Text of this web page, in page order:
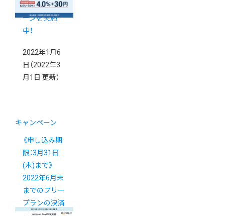
得なキャンペ
ーンを実施
中！
2022年1月6
日 （2022年3
月1日 更新）
キャンペーン
《申し込み期
限：3月31日
(木)まで》
2022年6月末
までのフリー
プランの決済